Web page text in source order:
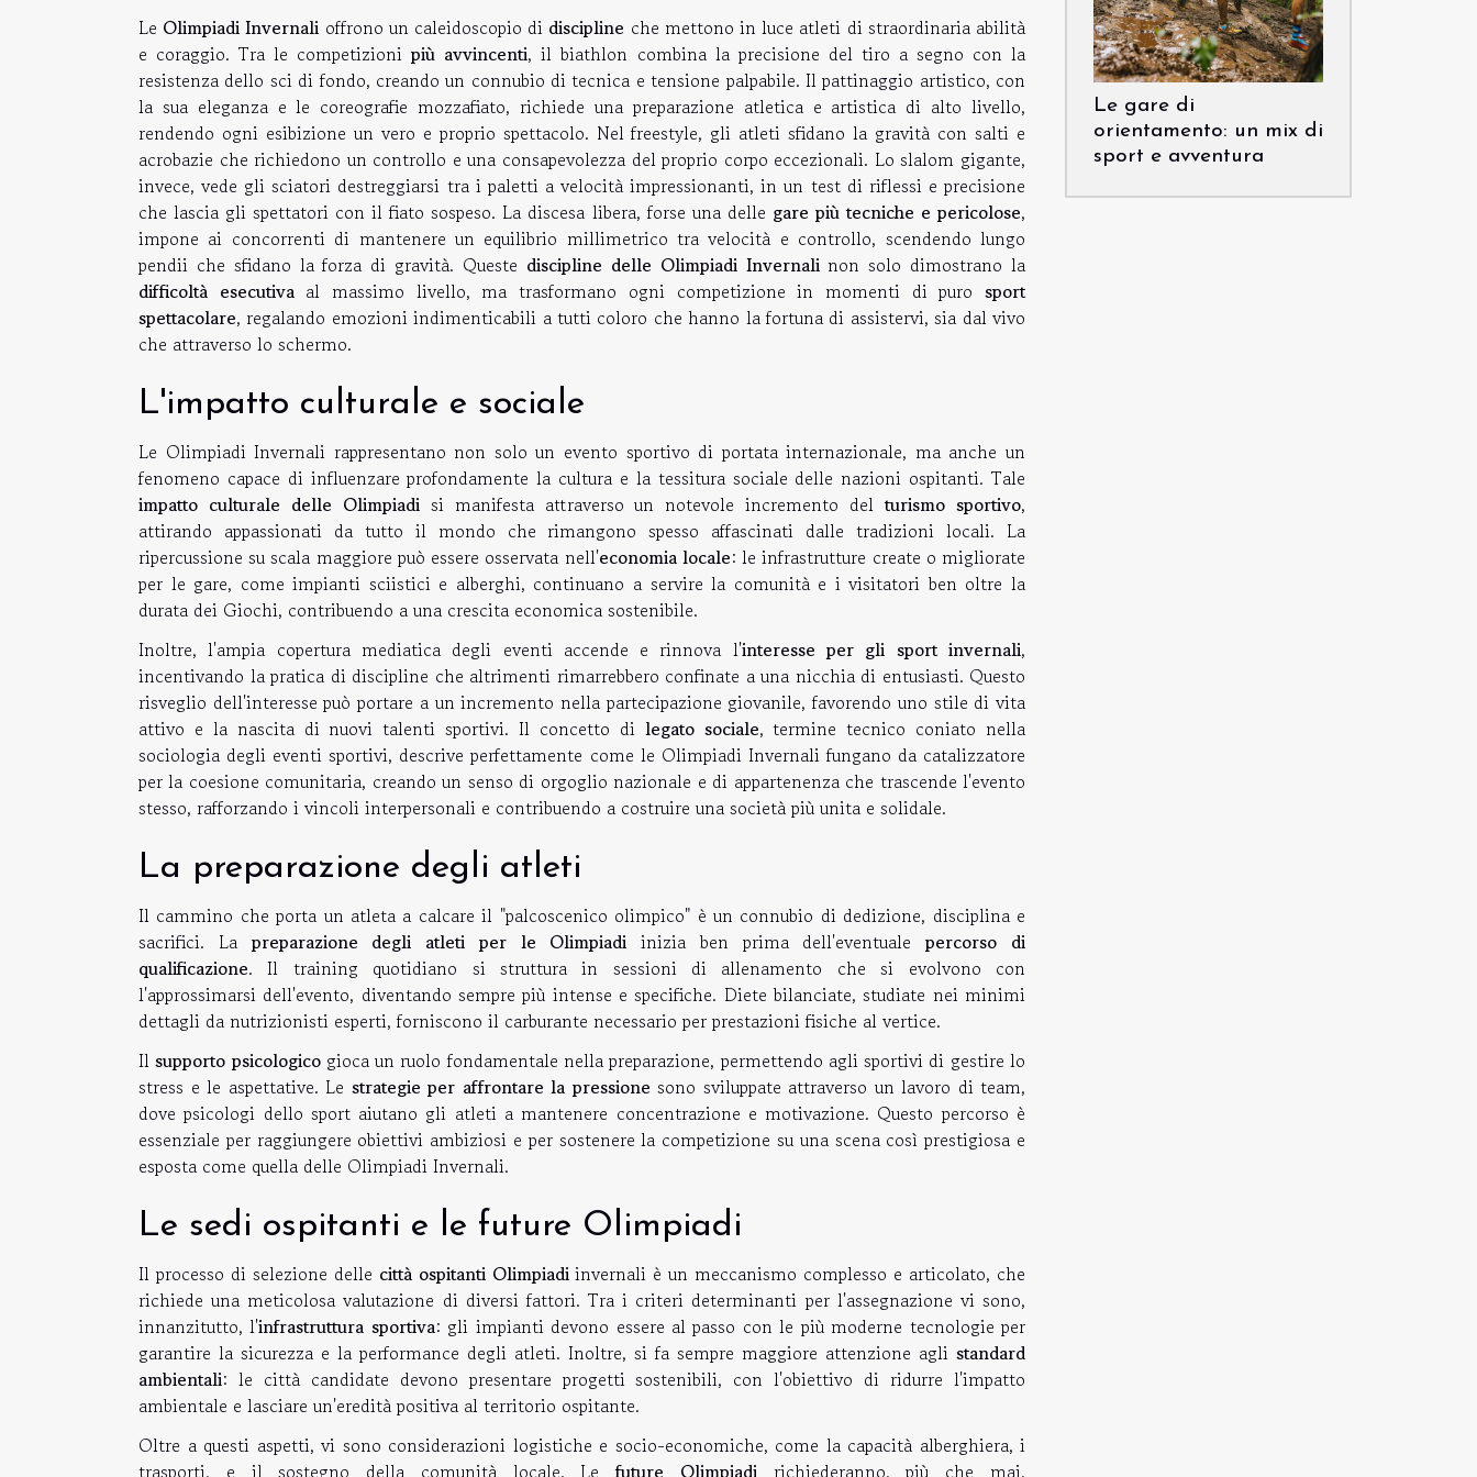
Le Olimpiadi Invernali offrono un caleidoscopio di discipline che mettono in luce atleti di straordinaria abilità
e coraggio. Tra le competizionipiù avvincenti, il biathlon combina la precisione del tiro a segno con la
resistenza dello sci di fondo, creando un connubio di tecnica e tensione palpabile. Il pattinaggio artistico, con
la sua eleganza e le coreografie mozzafiato, richiede una preparazione atletica e artistica di alto livello,
rendendo ogni esibizione un vero e proprio spettacolo. Nel freestyle, gli atleti sfidano la gravità con salti e
acrobazie che richiedono un controllo e una consapevolezza del proprio corpo eccezionali. Lo slalom gigante,
invece, vede gli sciatori destreggiarsi tra i paletti a velocità impressionanti, in un test di riflessi e precisione
che lascia gli spettatori con il fiato sospeso. La discesa libera, forse una delle gare più tecniche e pericolose,
impone ai concorrenti di mantenere un equilibrio millimetrico tra velocità e controllo, scendendo lungo
pendii che sfidano la forza di gravità. Queste discipline delle Olimpiadi Invernalinon solo dimostrano la
difficoltà esecutivaal massimo livello, ma trasformano ogni competizione in momenti di purosport
spettacolare, regalando emozioni indimenticabili a tutti coloro che hanno la fortuna di assistervi, sia dal vivo
che attraverso lo schermo.
L'impatto culturale e sociale
Le Olimpiadi Invernali rappresentano non solo un evento sportivo di portata internazionale, ma anche un
fenomeno capace di influenzare profondamente la cultura e la tessitura sociale delle nazioni ospitanti. Tale
impatto culturale delle Olimpiadisi manifesta attraverso un notevole incremento delturismo sportivo,
attirando appassionati da tutto il mondo che rimangono spesso affascinati dalle tradizioni locali. La
ripercussione su scala maggiore può essere osservata nell'economia locale: le infrastrutture create o migliorate
per le gare, come impianti sciistici e alberghi, continuano a servire la comunità e i visitatori ben oltre la
durata dei Giochi, contribuendo a una crescita economica sostenibile.
Inoltre, l'ampia copertura mediatica degli eventi accende e rinnova l'interesse per gli sport invernali,
incentivando la pratica di discipline che altrimenti rimarrebbero confinate a una nicchia di entusiasti. Questo
risveglio dell'interesse può portare a un incremento nella partecipazione giovanile, favorendo uno stile di vita
attivo e la nascita di nuovi talenti sportivi. Il concetto di legato sociale, termine tecnico coniato nella
sociologia degli eventi sportivi, descrive perfettamente come le Olimpiadi Invernali fungano da catalizzatore
per la coesione comunitaria, creando un senso di orgoglio nazionale e di appartenenza che trascende l'evento
stesso, rafforzando i vincoli interpersonali e contribuendo a costruire una società più unita e solidale.
La preparazione degli atleti
Il cammino che porta un atleta a calcare il "palcoscenico olimpico" è un connubio di dedizione, disciplina e
sacrifici. La preparazione degli atleti per le Olimpiadi inizia ben prima dell'eventualepercorso di
qualificazione. Il training quotidiano si struttura in sessioni di allenamento che si evolvono con
l'approssimarsi dell'evento, diventando sempre più intense e specifiche. Diete bilanciate, studiate nei minimi
dettagli da nutrizionisti esperti, forniscono il carburante necessario per prestazioni fisiche al vertice.
Ilsupporto psicologicogioca un ruolo fondamentale nella preparazione, permettendo agli sportivi di gestire lo
stress e le aspettative. Le strategie per affrontare la pressione sono sviluppate attraverso un lavoro di team,
dove psicologi dello sport aiutano gli atleti a mantenere concentrazione e motivazione. Questo percorso è
essenziale per raggiungere obiettivi ambiziosi e per sostenere la competizione su una scena così prestigiosa e
esposta come quella delle Olimpiadi Invernali.
Le sedi ospitanti e le future Olimpiadi
Il processo di selezione delle città ospitanti Olimpiadiinvernali è un meccanismo complesso e articolato, che
richiede una meticolosa valutazione di diversi fattori. Tra i criteri determinanti per l'assegnazione vi sono,
innanzitutto, l'infrastruttura sportiva: gli impianti devono essere al passo con le più moderne tecnologie per
garantire la sicurezza e la performance degli atleti. Inoltre, si fa sempre maggiore attenzione agli standard
ambientali: le città candidate devono presentare progetti sostenibili, con l'obiettivo di ridurre l'impatto
ambientale e lasciare un'eredità positiva al territorio ospitante.
Oltre a questi aspetti, vi sono considerazioni logistiche e socio-economiche, come la capacità alberghiera, i
trasporti, e il sostegno della comunità locale. Lefuture Olimpiadi richiederanno, più che mai,
Le gare di
orientamento: un mix di
sport e avventura